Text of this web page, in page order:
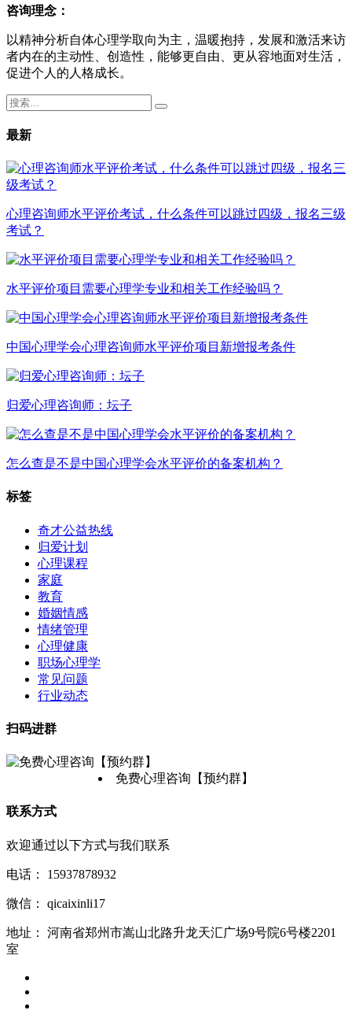
咨询理念：
以精神分析自体心理学取向为主，温暖抱持，发展和激活来访
者内在的主动性、创造性，能够更自由、更从容地面对生活，
促进个人的人格成长。
最新
心理咨询师水平评价考试，什么条件可以跳过四级，报名三级
考试？
水平评价项目需要心理学专业和相关工作经验吗？
中国心理学会心理咨询师水平评价项目新增报考条件
归爱心理咨询师：坛子
怎么查是不是中国心理学会水平评价的备案机构？
标签
奇才公益热线
归爱计划
心理课程
家庭
教育
婚姻情感
情绪管理
心理健康
职场心理学
常见问题
行业动态
扫码进群
免费心理咨询【预约群】
联系方式
欢迎通过以下方式与我们联系
电话： 15937878932
微信： qicaixinli17
地址：
河南省郑州市嵩山北路升龙天汇广场9号院6号楼2201
室